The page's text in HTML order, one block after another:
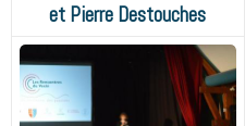
et Pierre Destouches